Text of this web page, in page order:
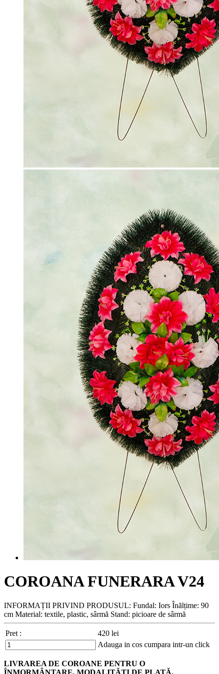
COROANA FUNERARA V24
INFORMAȚII PRIVIND PRODUSUL: Fundal: Iors Înălțime: 90
cm Material: textile, plastic, sârmă Stand: picioare de sârmă
Pret : 420 lei
Adauga in cos cumpara intr-un click
LIVRAREA DE COROANE PENTRU O
ÎNMORMÂNTARE. MODALITĂȚI DE PLATĂ.